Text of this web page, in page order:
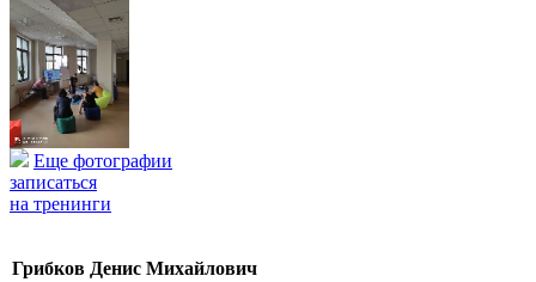
Еще фотографии
записаться
на тренинги
Грибков Денис Михайлович